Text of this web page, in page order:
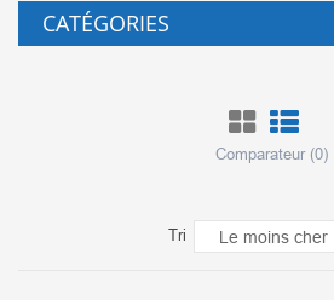
CATÉGORIES
Comparateur (0)
Tri Le moins cher